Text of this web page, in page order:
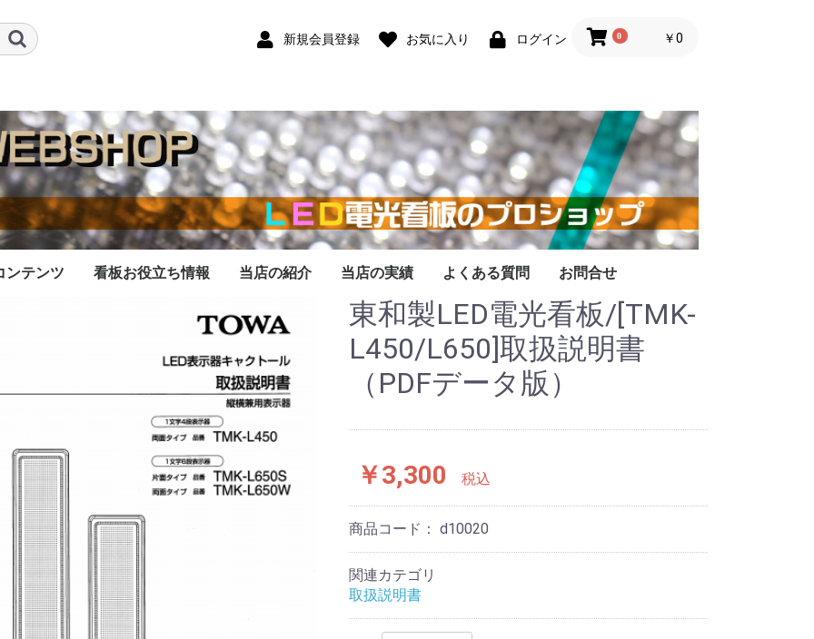
新規会員登録 お気に入り ログイン 0 ￥0
ンテンツ 看板お役立ち情報
LED看板は優秀な広告
LED看板の基礎知識
開業・起業にLED看板
LED看板をオークショ
ンで購入する際の注意
LED看板の選び方のコ
LED看板の大きさ比較
看板の１文字の大き
看板の表示文字数と
LED看板の設置する場
所はどこがいい？
看板を壁に取付する注
LED看板で表示する内
当店の紹介 当店の実績 よくある質問 お問合せ
東和製LED電光看板/[TMK-
L450/L650]取扱説明書
（PDFデータ版）
￥3,300 税込
商品コード： d10020
関連カテゴリ
取扱説明書